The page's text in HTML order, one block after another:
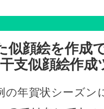
似顔絵を作成
支似顔絵作成
の年賀状シーズン